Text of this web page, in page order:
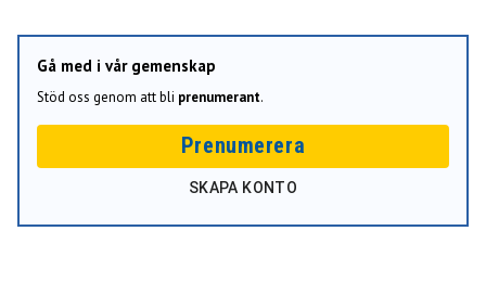
Gå med i vår gemenskap
Stöd oss genom att bli prenumerant.
Prenumerera
SKAPA KONTO